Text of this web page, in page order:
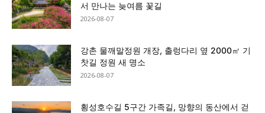
서 만나는 늦여름 꽃길
2026-08-07
강촌 물깨말정원 개장, 출렁다리 옆 2000㎡ 기
찻길 정원 새 명소
2026-08-07
횡성호수길 5구간 가족길, 망향의 동산에서 걷